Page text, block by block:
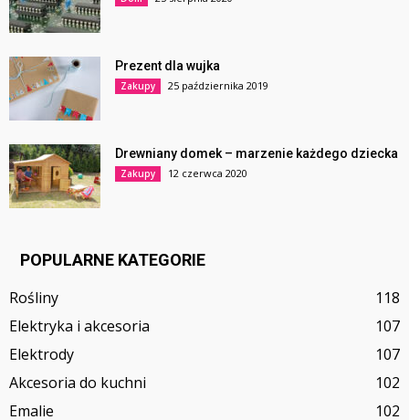
Prezent dla wujka
Zakupy 25 października 2019
Drewniany domek – marzenie każdego dziecka
Zakupy 12 czerwca 2020
POPULARNE KATEGORIE
Rośliny
118
Elektryka i akcesoria
107
Elektrody
107
Akcesoria do kuchni
102
Emalie
102